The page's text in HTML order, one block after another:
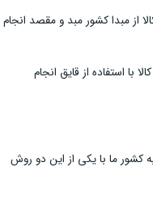
از مبدا کشور مبد و مقصد انجام
با استفاده از قایق انجام
کشور ما با یکی از این دو روش